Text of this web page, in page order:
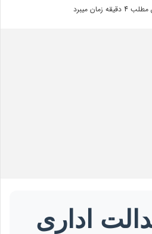
زمان میبرد
اداری